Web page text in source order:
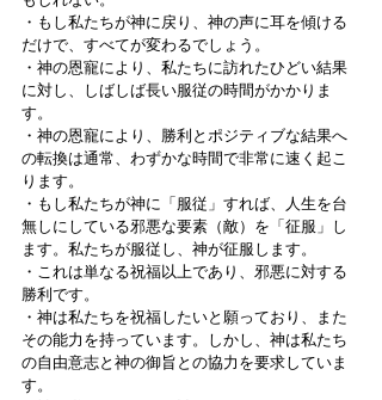
・もし私たちが神に戻り、神の声に耳を傾ける
だけで、すべてが変わるでしょう。
・神の恩寵により、私たちに訪れたひどい結果
に対し、しばしば長い服従の時間がかかりま
す。
・神の恩寵により、勝利とポジティブな結果へ
の転換は通常、わずかな時間で非常に速く起こ
ります。
・もし私たちが神に「服従」すれば、人生を台
無しにしている邪悪な要素（敵）を「征服」し
ます。私たちが服従し、神が征服します。
・これは単なる祝福以上であり、邪悪に対する
勝利です。
・神は私たちを祝福したいと願っており、また
その能力を持っています。しかし、神は私たち
の自由意志と神の御旨との協力を要求していま
す。